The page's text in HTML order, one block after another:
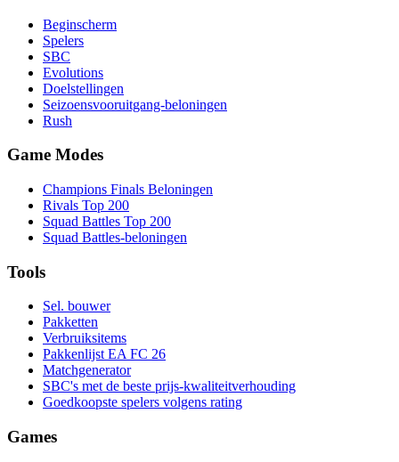
Beginscherm
Spelers
SBC
Evolutions
Doelstellingen
Seizoensvooruitgang-beloningen
Rush
Game Modes
Champions Finals Beloningen
Rivals Top 200
Squad Battles Top 200
Squad Battles-beloningen
Tools
Sel. bouwer
Pakketten
Verbruiksitems
Pakkenlijst EA FC 26
Matchgenerator
SBC's met de beste prijs-kwaliteitverhouding
Goedkoopste spelers volgens rating
Games